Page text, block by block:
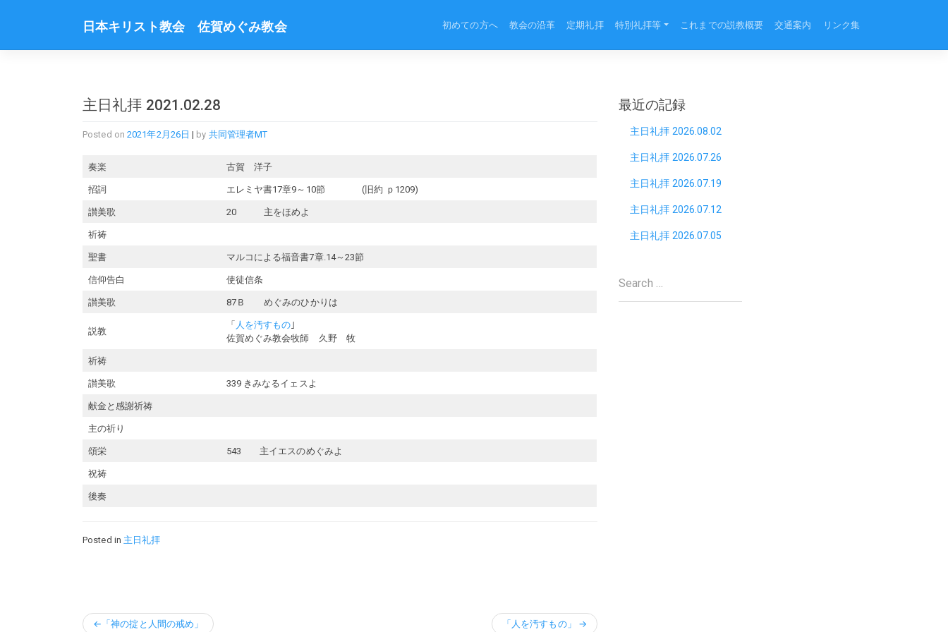
日本キリスト教会 佐賀めぐみ教会 初めての方へ 教会の沿革 定期礼拝 特別礼拝等 これまでの説教概要 交通案内 リンク集
主日礼拝 2021.02.28
Posted on 2021年2月26日 | by 共同管理者MT
奏楽 古賀 洋子
招詞 エレミヤ書17章9～10節 (旧約 ｐ1209)
讃美歌 20 主をほめよ
祈祷
聖書 マルコによる福音書7章.14～23節
信仰告白 使徒信条
讃美歌 87Ｂ めぐみのひかりは
説教
「 人を汚すもの ｣
佐賀めぐみ教会牧師 久野 牧
祈祷
讃美歌 339 きみなるイェスよ
献金と感謝祈祷
主の祈り
頌栄 543 主イエスのめぐみよ
祝祷
後奏
Posted in 主日礼拝
投 「神の掟と人間の戒め」 「人を汚すもの」
最近の記録
主日礼拝 2026.08.02
主日礼拝 2026.07.26
主日礼拝 2026.07.19
主日礼拝 2026.07.12
主日礼拝 2026.07.05